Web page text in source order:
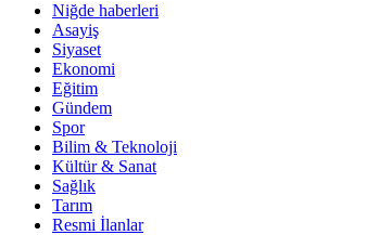
Niğde haberleri
Asayiş
Siyaset
Ekonomi
Eğitim
Gündem
Spor
Bilim & Teknoloji
Kültür & Sanat
Sağlık
Tarım
Resmi İlanlar